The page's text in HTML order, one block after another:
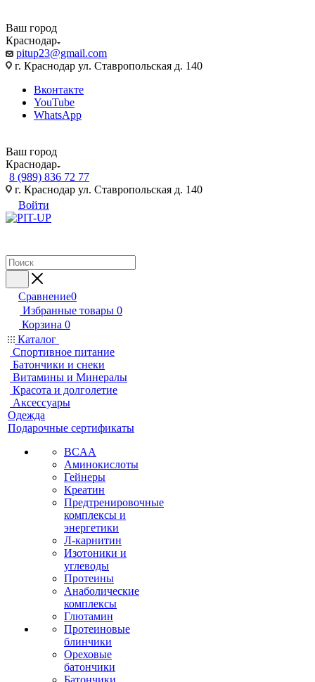
Ваш город
Краснодар
pitup23@gmail.com
г. Краснодар ул. Ставропольская д. 140
Вконтакте
YouTube
WhatsApp
Ваш город
Краснодар
8 (989) 836 72 77
г. Краснодар ул. Ставропольская д. 140
Войти
Сравнение0
Избранные товары 0
Корзина 0
Каталог
Спортивное питание
Батончики и снеки
Витамины и Минералы
Красота и долголетие
Аксессуары
Одежда
Подарочные сертификаты
BCAA
Аминокислоты
Гейнеры
Креатин
Предтренировочные
комплексы и
энергетики
Л-карнитин
Изотоники и
углеводы
Протеины
Анаболические
комплексы
Глютамин
Протеиновые
блинчики
Ореховые
батончики
Батончики